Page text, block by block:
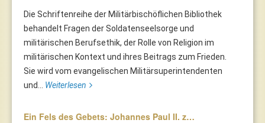
Die Schriftenreihe der Militärbischöflichen Bibliothek
behandelt Fragen der Soldatenseelsorge und
militärischen Berufsethik, der Rolle von Religion im
militärischen Kontext und ihres Beitrags zum Frieden.
Sie wird vom evangelischen Militärsuperintendenten
und... Weiterlesen
Ein Fels des Gebets: Johannes Paul II. z…